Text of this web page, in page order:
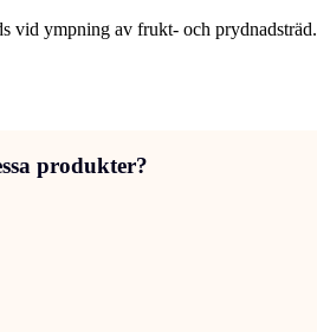
vid ympning av frukt- och prydnadsträd.
produkter?